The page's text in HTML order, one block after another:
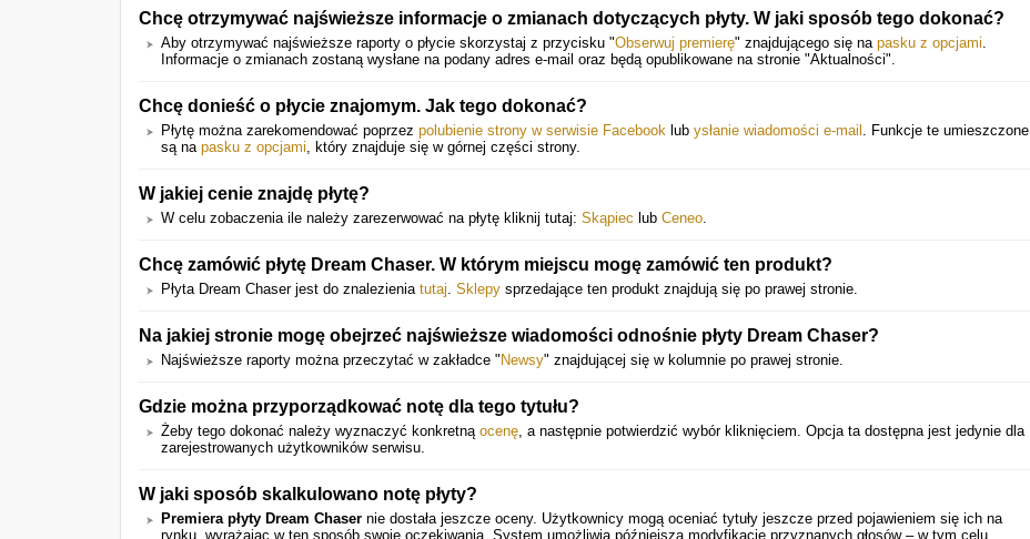
Chcę otrzymywać najświeższe informacje o zmianach dotyczących płyty. W jaki sposób tego dokonać?
Aby otrzymywać najświeższe raporty o płycie skorzystaj z przycisku "Obserwuj premierę" znajdującego się na pasku z opcjami.
Informacje o zmianach zostaną wysłane na podany adres e-mail oraz będą opublikowane na stronie "Aktualności".
Chcę donieść o płycie znajomym. Jak tego dokonać?
Płytę można zarekomendować poprzez polubienie strony w serwisie Facebook lub ysłanie wiadomości e-mail . Funkcje te umieszczone
są na pasku z opcjami, który znajduje się w górnej części strony.
W jakiej cenie znajdę płytę?
W celu zobaczenia ile należy zarezerwować na płytę kliknij tutaj: Skąpiec lub Ceneo.
Chcę zamówić płytę Dream Chaser. W którym miejscu mogę zamówić ten produkt?
Płyta Dream Chaser jest do znalezienia tutaj. Sklepy sprzedające ten produkt znajdują się po prawej stronie.
Na jakiej stronie mogę obejrzeć najświeższe wiadomości odnośnie płyty Dream Chaser?
Najświeższe raporty można przeczytać w zakładce " Newsy" znajdującej się w kolumnie po prawej stronie.
Gdzie można przyporządkować notę dla tego tytułu?
Żeby tego dokonać należy wyznaczyć konkretną ocenę, a następnie potwierdzić wybór kliknięciem. Opcja ta dostępna jest jedynie dla
zarejestrowanych użytkowników serwisu.
W jaki sposób skalkulowano notę płyty?
Premiera płyty Dream Chaser nie dostała jeszcze oceny. Użytkownicy mogą oceniać tytuły jeszcze przed pojawieniem się ich na
rynku, wyrażając w ten sposób swoje oczekiwania. System umożliwia późniejszą modyfikację przyznanych głosów – w tym celu